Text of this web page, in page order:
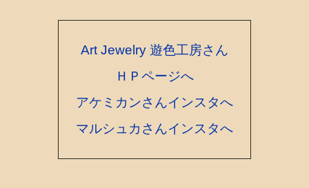
Art Jewelry 遊色工房さん
ＨＰページへ
アケミカンさんインスタへ
マルシュカさんインスタへ